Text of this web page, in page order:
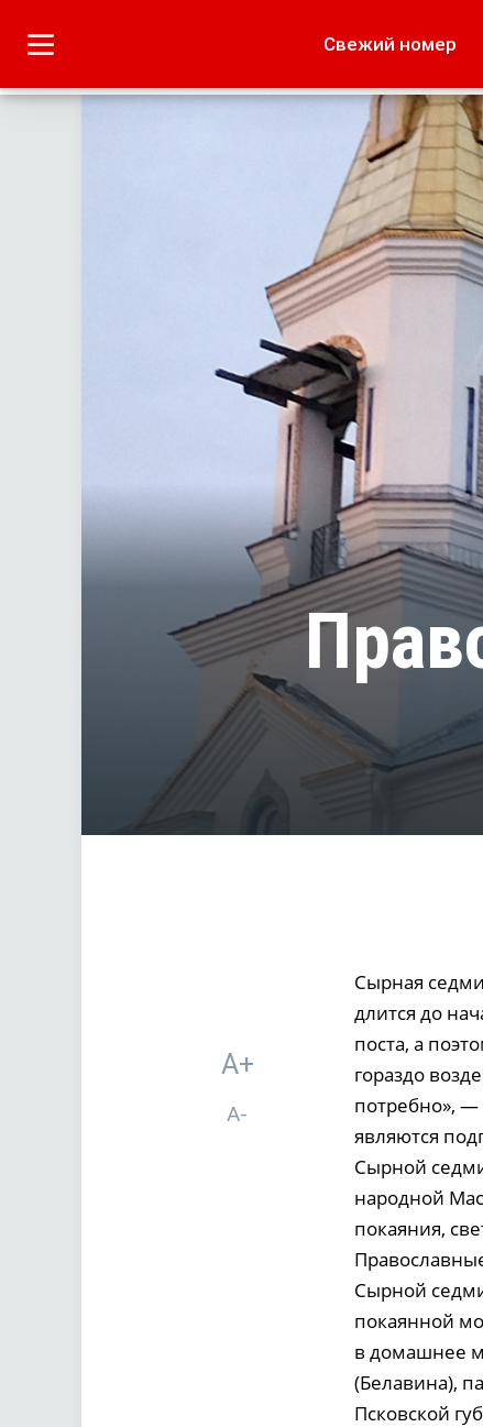
Свежий номер
Лето наших
A+
A-
Сырная
длится до
поста, а
гораздо
потребно», —
являются
Сырной
народной
покаяния,
Сырной
покаянной
в домашнее
(Белавина),
Псковской